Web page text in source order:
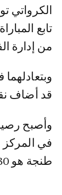
الكرواتي
تابع
من إدارة
قد أضاف
في المركز
طنجة هو 30 نقطة في المركز الـ12.